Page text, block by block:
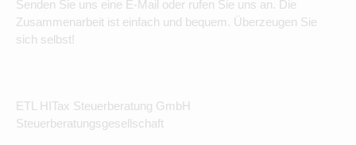
Senden Sie uns eine E-Mail oder rufen Sie uns an. Die
Zusammenarbeit ist einfach und bequem. Überzeugen Sie
sich selbst!
ETL HITax Steuerberatung GmbH
Steuerberatungsgesellschaft